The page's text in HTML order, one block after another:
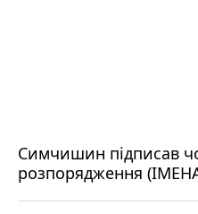
Симчишин підписав
розпорядження